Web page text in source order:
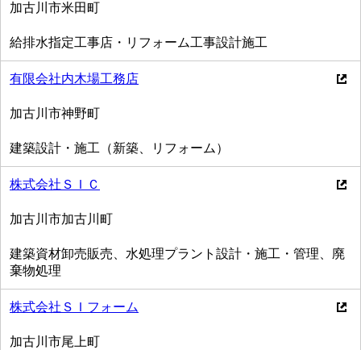
加古川市米田町
給排水指定工事店・リフォーム工事設計施工
有限会社内木場工務店
加古川市神野町
建築設計・施工（新築、リフォーム）
株式会社ＳＩＣ
加古川市加古川町
建築資材卸売販売、水処理プラント設計・施工・管理、廃
棄物処理
株式会社ＳＩフォーム
加古川市尾上町